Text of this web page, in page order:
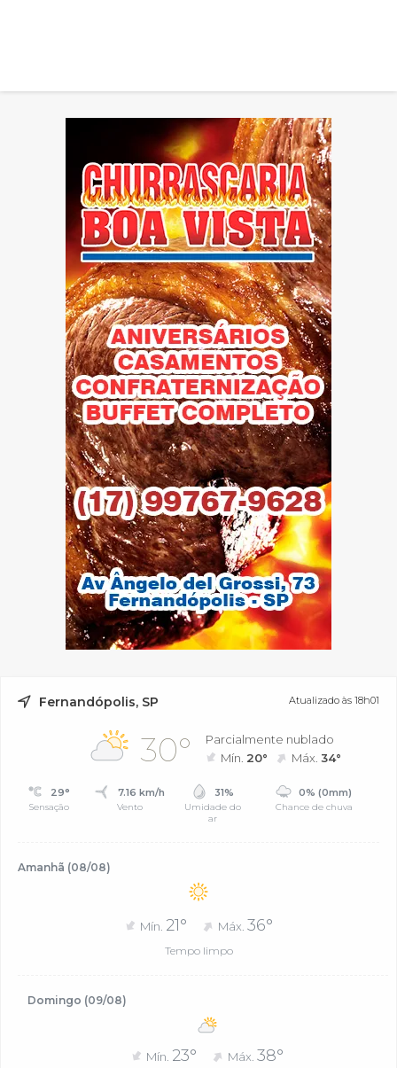
Fernandópolis, SP Atualizado às 18h01
30°
Parcialmente nublado
Mín. 20° Máx.34°
29°
Sensação
7.16 km/h
Vento
31%
Umidade do
ar
0% (0mm)
Chance de chuva
Amanhã (08/08)
Mín. 21° Máx. 36°
Tempo limpo
Domingo (09/08)
Mín. 23° Máx.38°